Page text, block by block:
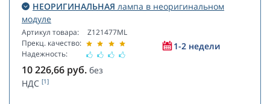
НЕОРИГИНАЛЬНАЯ лампа в неоригинальном
модуле
Артикул товара:
Прекц. качество:
Надежность:
Z121477ML
1-2 недели
10 226,66 руб. без
НДС [1]